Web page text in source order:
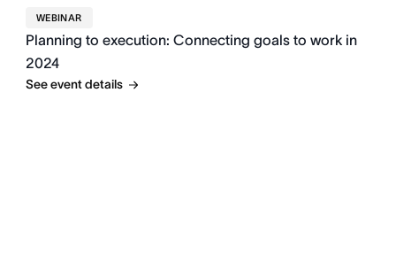
WEBINAR
Planning to execution: Connecting goals to work in
2024
See event details